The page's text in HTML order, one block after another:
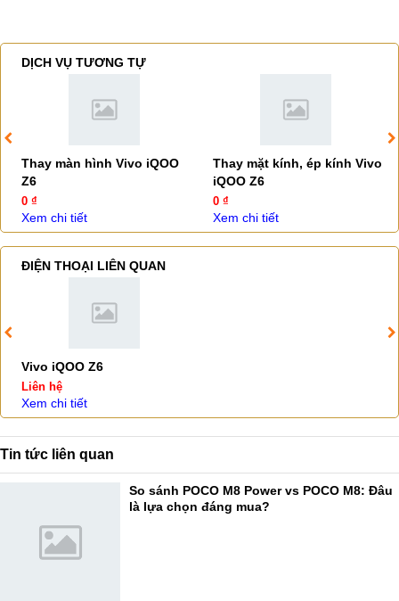
DỊCH VỤ TƯƠNG TỰ
Thay màn hình Vivo iQOO
Z6
0 ₫
Xem chi tiết
Thay mặt kính, ép kính Vivo
iQOO Z6
0 ₫
Xem chi tiết
ĐIỆN THOẠI LIÊN QUAN
Vivo iQOO Z6
Liên hệ
Xem chi tiết
Tin tức liên quan
So sánh POCO M8 Power vs POCO M8: Đâu
là lựa chọn đáng mua?